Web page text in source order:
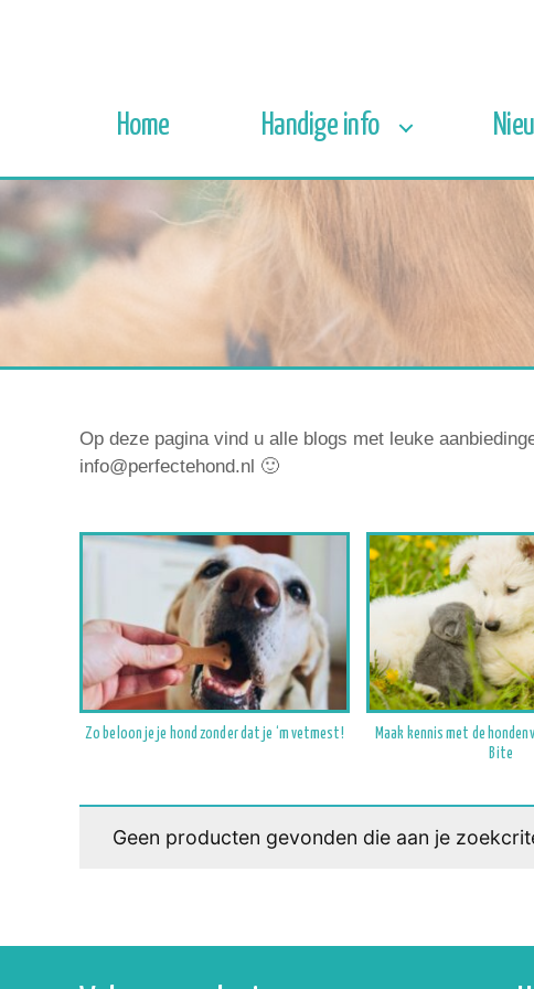
Home Handige info
Op deze pagina vind u alle blogs met leuke
info@perfectehond.nl 🙂
Zo beloon je je hond zonder dat je ‘m vetmest!
Maak kennis met de
Bite
Geen producten gevonden die aan je